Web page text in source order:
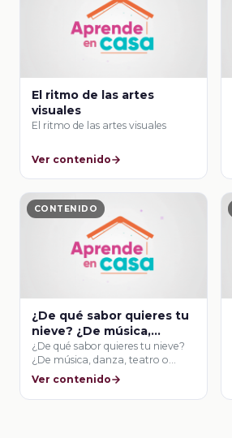
El ritmo de las artes
visuales
El ritmo de las artes visuales
Ver contenido
CONTENIDO
¿De qué sabor quieres tu
nieve? ¿De música,
danza, teatro o visuales?
¿De qué sabor quieres tu nieve?
¿De música, danza, teatro o
visuales?
Ver contenido